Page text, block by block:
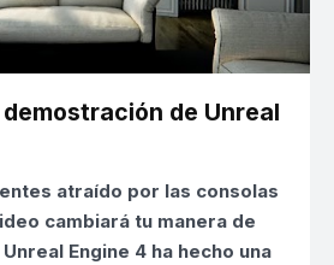
de Unreal
atraído por las consolas
cambiará tu manera de
Unreal Engine 4 ha hecho una